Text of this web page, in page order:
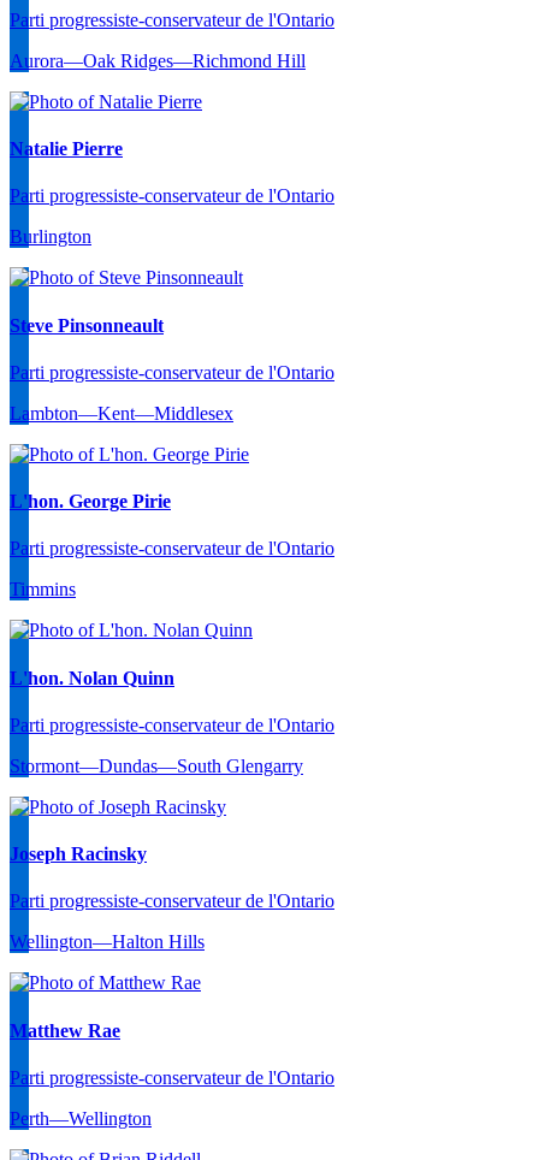
Parti progressiste-conservateur de l'Ontario
Aurora—Oak Ridges—Richmond Hill
Natalie Pierre
Parti progressiste-conservateur de l'Ontario
Burlington
Steve Pinsonneault
Parti progressiste-conservateur de l'Ontario
Lambton—Kent—Middlesex
L'hon. George Pirie
Parti progressiste-conservateur de l'Ontario
Timmins
L'hon. Nolan Quinn
Parti progressiste-conservateur de l'Ontario
Stormont—Dundas—South Glengarry
Joseph Racinsky
Parti progressiste-conservateur de l'Ontario
Wellington—Halton Hills
Matthew Rae
Parti progressiste-conservateur de l'Ontario
Perth—Wellington